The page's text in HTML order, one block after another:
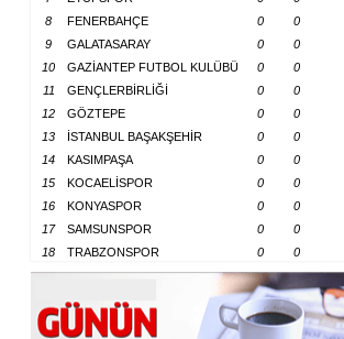
8
FENERBAHÇE 0
0
9
GALATASARAY 0
0
10
GAZİANTEP FUTBOL KULÜBÜ 0
0
11
GENÇLERBİRLİĞİ 0
0
12
GÖZTEPE 0
0
13
İSTANBUL BAŞAKŞEHİR 0
0
14
KASIMPAŞA 0
0
15
KOCAELİSPOR 0
0
16
KONYASPOR 0
0
17
SAMSUNSPOR 0
0
18
TRABZONSPOR 0 0